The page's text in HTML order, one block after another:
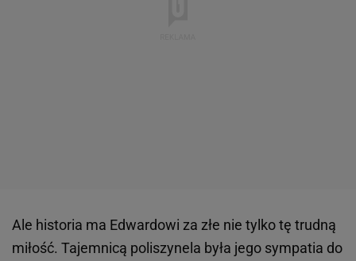
Ale historia ma Edwardowi za złe nie tylko tę trudną
miłość. Tajemnicą poliszynela była jego sympatia do